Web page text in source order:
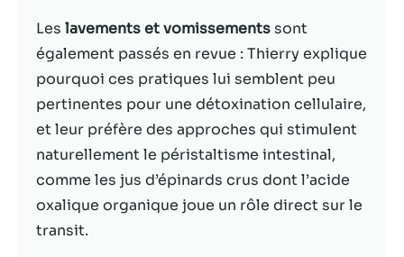
Les lavements et vomissements sont
également passés en revue : Thierry explique
pourquoi ces pratiques lui semblent peu
pertinentes pour une détoxination cellulaire,
et leur préfère des approches qui stimulent
naturellement le péristaltisme intestinal,
comme les jus d’épinards crus dont l’acide
oxalique organique joue un rôle direct sur le
transit.
Experience
Afin que notre
site Web
fonctionne
aussi bien que
possible lors
de votre visite.
Si vous refusez
ces cookies,